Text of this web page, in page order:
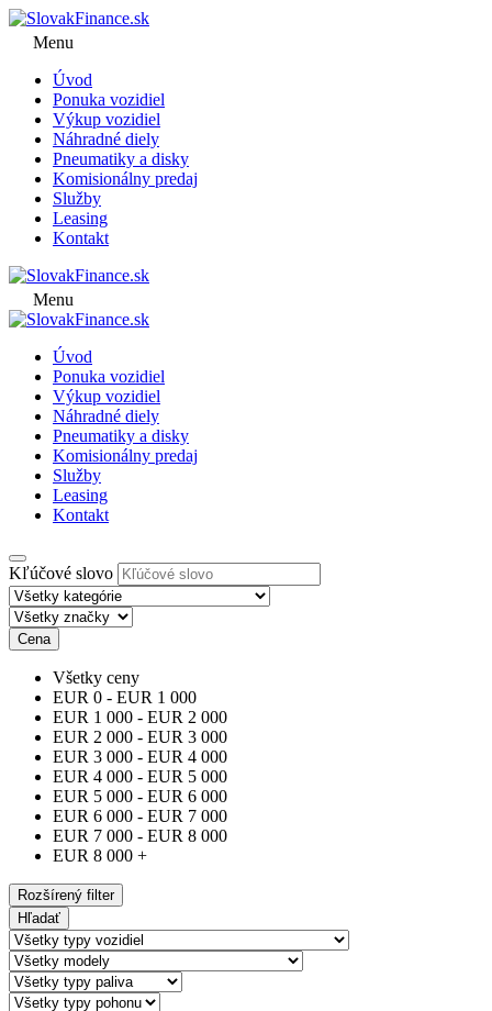
Menu
Úvod
Ponuka vozidiel
Výkup vozidiel
Náhradné diely
Pneumatiky a disky
Komisionálny predaj
Služby
Leasing
Kontakt
Menu
Úvod
Ponuka vozidiel
Výkup vozidiel
Náhradné diely
Pneumatiky a disky
Komisionálny predaj
Služby
Leasing
Kontakt
Kľúčové slovo
Cena
Všetky ceny
EUR 0 - EUR 1 000
EUR 1 000 - EUR 2 000
EUR 2 000 - EUR 3 000
EUR 3 000 - EUR 4 000
EUR 4 000 - EUR 5 000
EUR 5 000 - EUR 6 000
EUR 6 000 - EUR 7 000
EUR 7 000 - EUR 8 000
EUR 8 000 +
Rozšírený filter
Hľadať